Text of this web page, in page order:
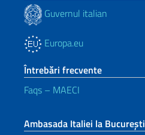
Guvernul italian
Europa.eu
Întrebări frecvente
Faqs – MAECI
Ambasada Italiei la București